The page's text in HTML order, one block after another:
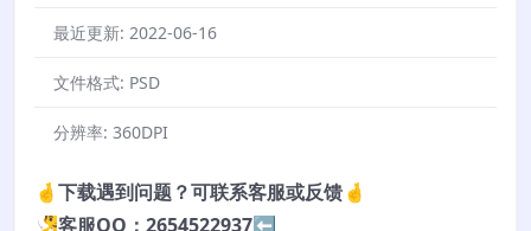
最近更新: 2022-06-16
文件格式: PSD
分辨率: 360DPI
🤞下载遇到问题？可联系客服或反馈🤞
🧏‍♂️客服QQ：2654522937⬅️